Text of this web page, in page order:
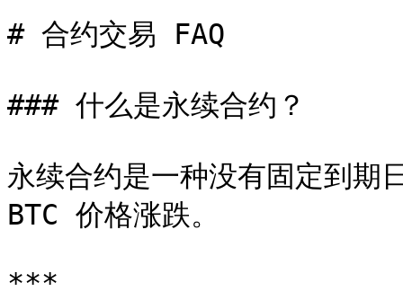
# 合约交易 FAQ
### 什么是永续合约？
永续合约是一种没有固定到期
BTC 价格涨跌。
***